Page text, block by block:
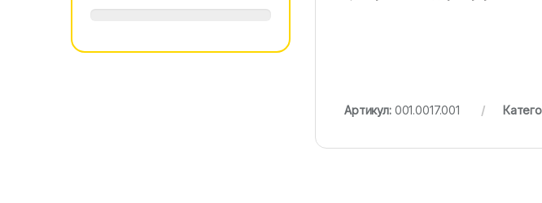
Артикул: 001.0017.001